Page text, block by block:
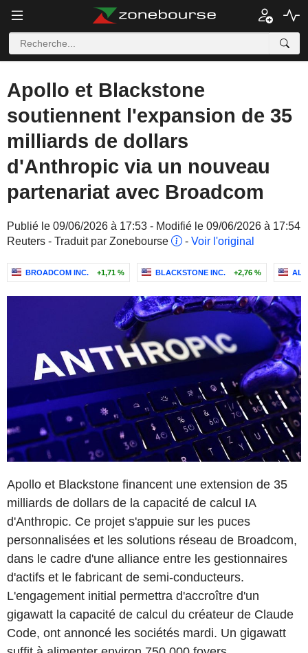
Apollo et Blackstone
soutiennent l'expansion de 35
milliards de dollars
d'Anthropic via un nouveau
partenariat avec Broadcom
Publié le 09/06/2026 à 17:53 - Modifié le 09/06/2026 à 17:54
Reuters - Traduit par Zonebourse
- Voir l'original
BROADCOM INC. +1,71 % BLACKSTONE INC. +2,76 %
Apollo et Blackstone financent une extension de 35
milliards de dollars de la capacité de calcul IA
d'Anthropic. Ce projet s'appuie sur les puces
personnalisées et les solutions réseau de Broadcom,
dans le cadre d'une alliance entre les gestionnaires
d'actifs et le fabricant de semi-conducteurs.
L'engagement initial permettra d'accroître d'un
gigawatt la capacité de calcul du créateur de Claude
Code, ont annoncé les sociétés mardi. Un gigawatt